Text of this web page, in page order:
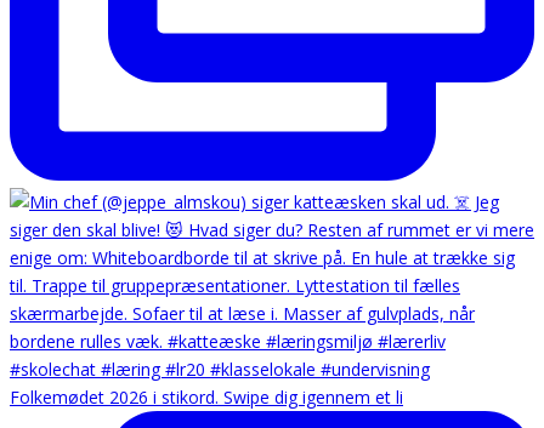
Folkemødet 2026 i stikord. Swipe dig igennem et li